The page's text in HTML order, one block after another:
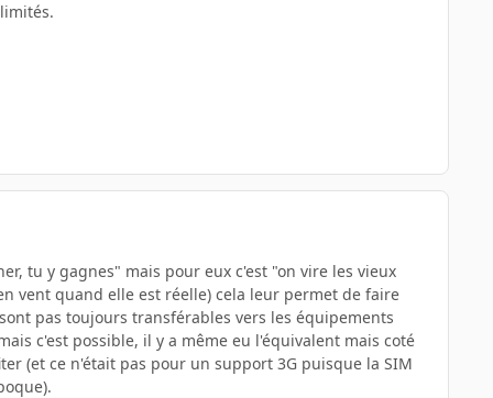
tu y gagnes" mais pour eux c'est "on vire les vieux
vent quand elle est réelle) cela leur permet de faire
pas toujours transférables vers les équipements
c'est possible, il y a même eu l'équivalent mais coté
(et ce n'était pas pour un support 3G puisque la SIM